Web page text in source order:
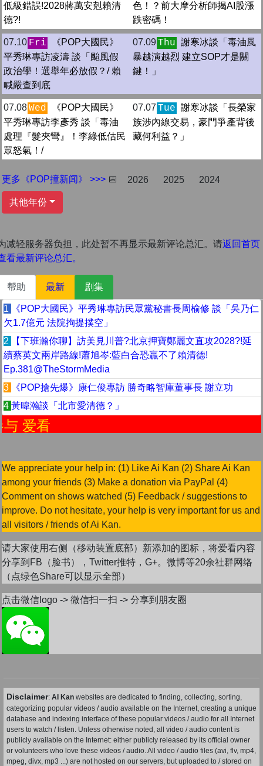
低級錯誤!2028蔣萬安剋賴清
德?!
色！？前大摩分析師揭AI股漲
跌密碼！
07.10 Fri
《POP大國民》
平秀琳專訪凌濤 談「颱風假
政治學！選舉年必放假？/ 賴
喊嚴查到底
07.09Thu 謝寒冰談「毒油風
暴越演越烈 建立SOP才是關
鍵！」
07.08Wed
《POP大國民》
平秀琳專訪李彥秀 談「毒油
處理『髮夾彎』！李綠低估民
眾怒氣！/
07.07 Tue 謝寒冰談「長榮家
族涉內線交易，豪門爭產背後
藏何利益？」
更多《POP撞新闻》 >>> 📅 2026 2025 2024
其他年份
减轻服务器负担，此处暂不再显示最新评论总汇。请返回首页
看最新评论总汇。
帮助 最新 剧集
1
《POP大國民》平秀琳專訪民眾黨秘書長周榆修 談「吳乃仁
欠1.7億元 法院拘提撲空」
2
【下班瀚你聊】訪美見川普?北京押寶鄭麗文直攻2028?!延
續蔡英文兩岸路線!蕭旭岑:藍白合恐贏不了賴清德!
Ep.381@TheStormMedia
3
《POP搶先爆》康仁俊專訪 勝奇略智庫董事長 謝立功
4 黃暐瀚談「北市愛清德？」
参与 爱看
We appreciate your help in: (1) Like Ai Kan (2) Share Ai Kan
among your friends (3) Make a donation via PayPal (4)
Comment on shows watched (5) Feedback / suggestions to
improve. Do not hesitate, your help is very important for us and
all visitors / friends of Ai Kan.
请大家使用右侧（移动装置底部）新添加的图标，将爱看内容
分享到FB（脸书），Twitter推特，G+。微博等20余社群网络
（点绿色Share可以显示全部）
点击微信logo -> 微信扫一扫 -> 分享到朋友圈
Disclaimer: AI Kan websites are dedicated to finding, collecting, sorting,
categorizing popular videos / audio available on the Internet, creating a unique
database and indexing interface of these popular videos / audio for all Internet
users to watch / listen. Unless otherwise noted, all video / audio content is
publicly available on the Internet: either publicly released by its official owner
or volunteers who love these videos / audio. All video / audio files (avi, flv, mp4,
mpeg, divx, mp3 ...) are not hosted on our servers, but uploaded to / stored on